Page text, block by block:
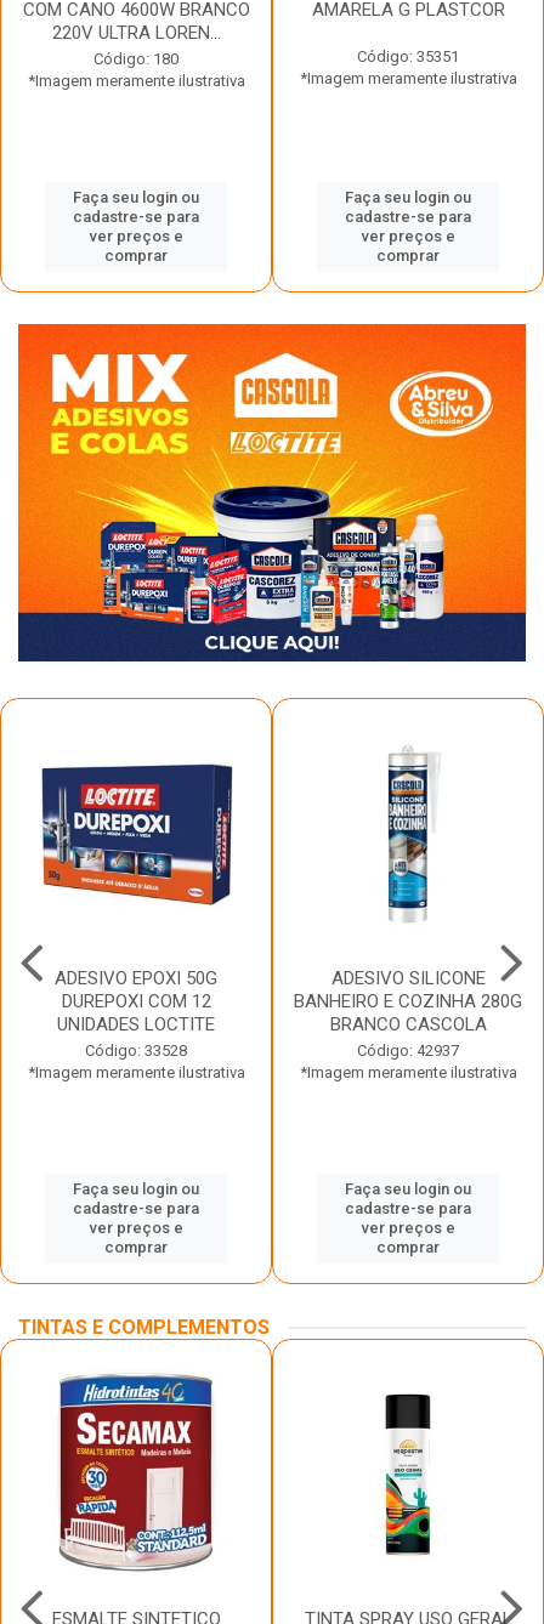
COM CANO 4600W BRANCO
220V ULTRA LOREN...
Código: 180
*Imagem meramente ilustrativa
Faça seu login ou
cadastre-se para
ver preços e
comprar
AMARELA G PLASTCOR
Código: 35351
*Imagem meramente ilustrativa
Faça seu login ou
cadastre-se para
ver preços e
comprar
ADESIVO EPOXI 50G
DUREPOXI COM 12
UNIDADES LOCTITE
Código: 33528
*Imagem meramente ilustrativa
Faça seu login ou
cadastre-se para
ver preços e
comprar
ADESIVO SILICONE
BANHEIRO E COZINHA 280G
BRANCO CASCOLA
Código: 42937
*Imagem meramente ilustrativa
Faça seu login ou
cadastre-se para
ver preços e
comprar
TINTAS E COMPLEMENTOS
ESMALTE SINTETICO TINTA SPRAY USO GERAL